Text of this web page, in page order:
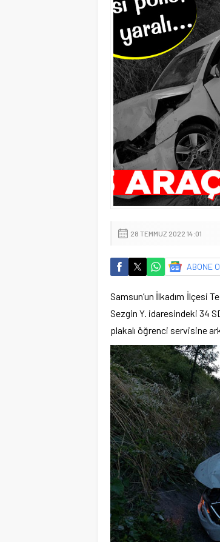
28 TEMMUZ 2022 14:01
ABONE
Samsun’un İlkadım İlçesi
Sezgin Y. idaresindeki 34
plakalı öğrenci servisine